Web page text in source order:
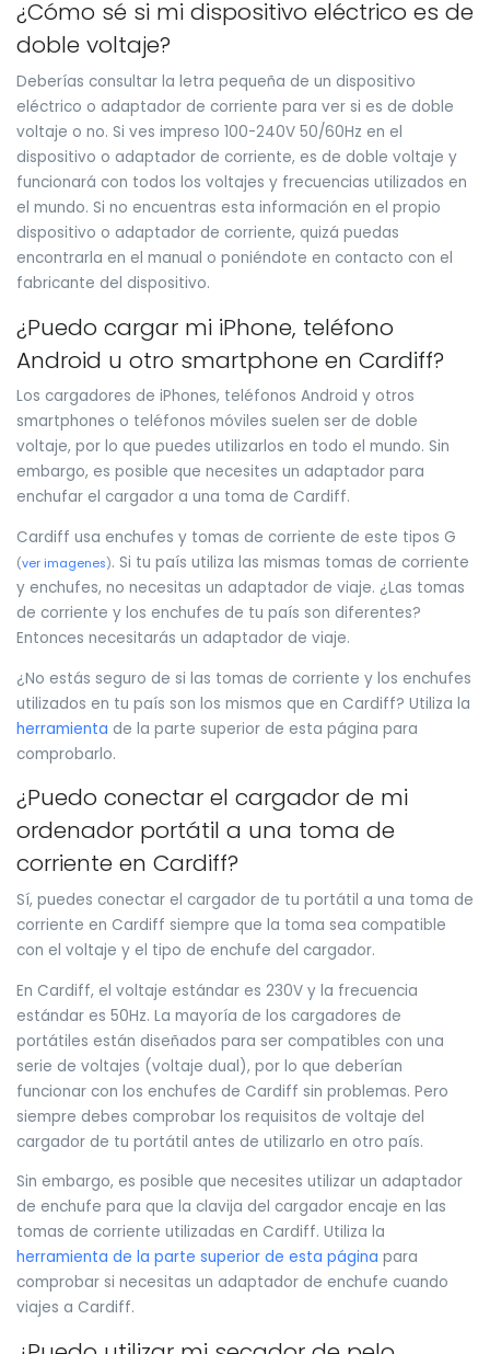
¿Cómo sé si mi dispositivo eléctrico es de
doble voltaje?
Deberías consultar la letra pequeña de un dispositivo
eléctrico o adaptador de corriente para ver si es de doble
voltaje o no. Si ves impreso 100-240V 50/60Hz en el
dispositivo o adaptador de corriente, es de doble voltaje y
funcionará con todos los voltajes y frecuencias utilizados en
el mundo. Si no encuentras esta información en el propio
dispositivo o adaptador de corriente, quizá puedas
encontrarla en el manual o poniéndote en contacto con el
fabricante del dispositivo.
¿Puedo cargar mi iPhone, teléfono
Android u otro smartphone en Cardiff?
Los cargadores de iPhones, teléfonos Android y otros
smartphones o teléfonos móviles suelen ser de doble
voltaje, por lo que puedes utilizarlos en todo el mundo. Sin
embargo, es posible que necesites un adaptador para
enchufar el cargador a una toma de Cardiff.
Cardiff usa enchufes y tomas de corriente de este tipos G
(ver imagenes). Si tu país utiliza las mismas tomas de corriente
y enchufes, no necesitas un adaptador de viaje. ¿Las tomas
de corriente y los enchufes de tu país son diferentes?
Entonces necesitarás un adaptador de viaje.
¿No estás seguro de si las tomas de corriente y los enchufes
utilizados en tu país son los mismos que en Cardiff? Utiliza la
herramienta de la parte superior de esta página para
comprobarlo.
¿Puedo conectar el cargador de mi
ordenador portátil a una toma de
corriente en Cardiff?
Sí, puedes conectar el cargador de tu portátil a una toma de
corriente en Cardiff siempre que la toma sea compatible
con el voltaje y el tipo de enchufe del cargador.
En Cardiff, el voltaje estándar es 230V y la frecuencia
estándar es 50Hz. La mayoría de los cargadores de
portátiles están diseñados para ser compatibles con una
serie de voltajes (voltaje dual), por lo que deberían
funcionar con los enchufes de Cardiff sin problemas. Pero
siempre debes comprobar los requisitos de voltaje del
cargador de tu portátil antes de utilizarlo en otro país.
Sin embargo, es posible que necesites utilizar un adaptador
de enchufe para que la clavija del cargador encaje en las
tomas de corriente utilizadas en Cardiff. Utiliza la
herramienta de la parte superior de esta página para
comprobar si necesitas un adaptador de enchufe cuando
viajes a Cardiff.